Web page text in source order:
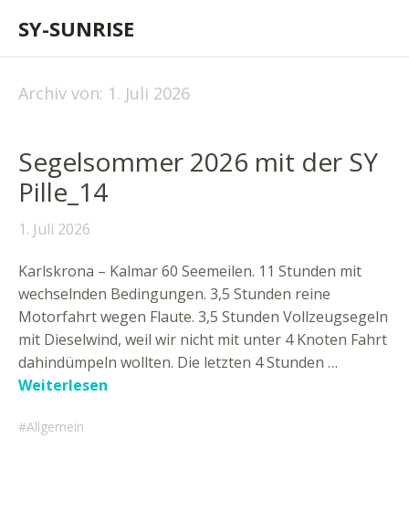
SY-SUNRISE
Archiv von: 1. Juli 2026
Segelsommer 2026 mit der SY
Pille_14
1. Juli 2026
Karlskrona – Kalmar 60 Seemeilen. 11 Stunden mit
wechselnden Bedingungen. 3,5 Stunden reine
Motorfahrt wegen Flaute. 3,5 Stunden Vollzeugsegeln
mit Dieselwind, weil wir nicht mit unter 4 Knoten Fahrt
dahindümpeln wollten. Die letzten 4 Stunden …
Weiterlesen
Allgemein